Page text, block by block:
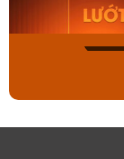
Mua